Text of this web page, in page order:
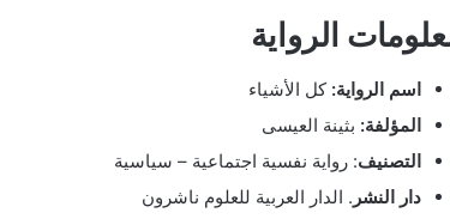
الرواية
اسم الرواية: كل الأشياء
المؤلفة: بثينة العيسى
التصنيف: رواية نفسية اجتماعية – سياسية
دار النشر . الدار العربية للعلوم ناشرون